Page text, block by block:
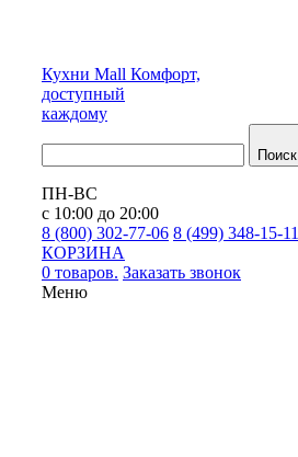
Кухни Mall Комфорт,
доступный
каждому
Поиск
ПН-ВС
с 10:00 до 20:00
8 (800) 302-77-06 8 (499) 348-15-11
КОРЗИНА
0 товаров. Заказать звонок
Меню